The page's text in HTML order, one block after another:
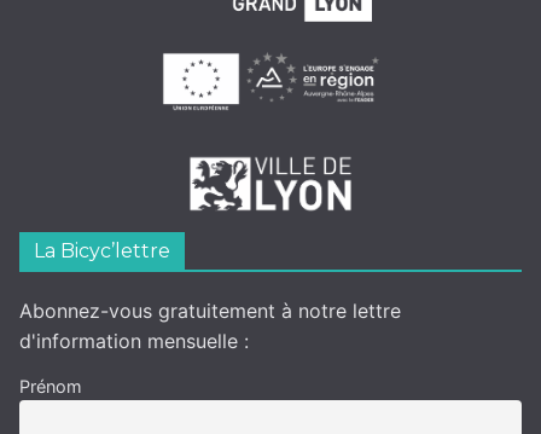
La Bicyc’lettre
Abonnez-vous gratuitement à notre lettre
d'information mensuelle :
Prénom